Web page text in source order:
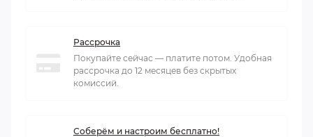
Рассрочка
Покупайте сейчас — платите потом. Удобная
рассрочка до 12 месяцев без скрытых
комиссий.
Соберём и настроим бесплатно!